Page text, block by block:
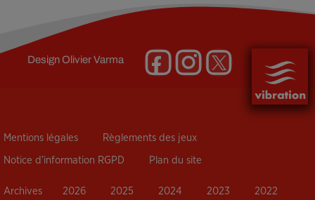
DesignOlivier Varma
Mentions légales Règlements des jeux
Notice d’information RGPD Plan du site
Archives 2026 2025 2024 2023 2022